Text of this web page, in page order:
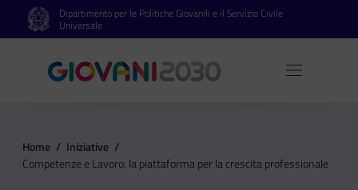
Vai al contenuto principale
Vai al footerDipartimento per le Politiche Giovanili e il Servizio Civile
Universale
Apri
Home / Iniziative /
Competenze e Lavoro: la piattaforma per la crescita professionale